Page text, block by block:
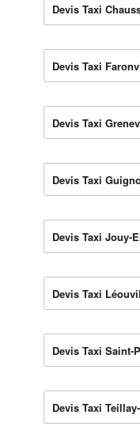
Devis Taxi
Devis Taxi
Devis Taxi
Devis Taxi
Devis Taxi Jouy-
Devis Taxi
Devis Taxi Saint-
Devis Taxi